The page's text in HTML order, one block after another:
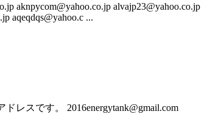
aknpycom@yahoo.co.jp alvajp23@yahoo.co.jp
aqeqdqs@yahoo.c ...
レスです。 2016energytank@gmail.com